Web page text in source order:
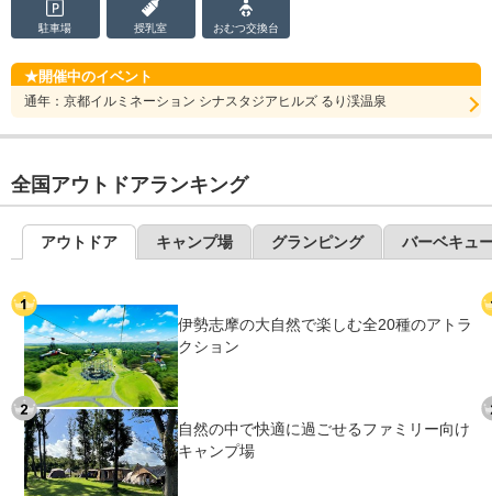
駐車場 授乳室 おむつ交換台
開催中のイベント
通年：京都イルミネーション シナスタジアヒルズ るり渓温泉
全国アウトドアランキング
アウトドア キャンプ場 グランピング バーベキュ
伊勢志摩の大自然で楽しむ全20種のアトラ
クション
自然の中で快適に過ごせるファミリー向け
キャンプ場